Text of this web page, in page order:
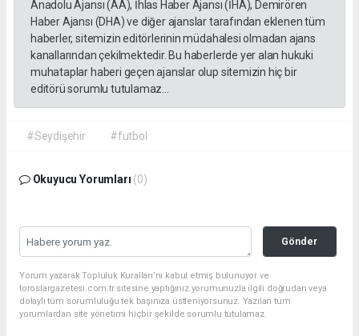
Anadolu Ajansı (AA), İhlas Haber Ajansı (İHA), Demirören
Haber Ajansı (DHA) ve diğer ajanslar tarafından eklenen tüm
haberler, sitemizin editörlerinin müdahalesi olmadan ajans
kanallarından çekilmektedir. Bu haberlerde yer alan hukuki
muhataplar haberi geçen ajanslar olup sitemizin hiç bir
editörü sorumlu tutulamaz...
#Seydişehir #futbol
Okuyucu Yorumları (0)
Gönder
Yorum yazarak Topluluk Kuralları’nı kabul etmiş bulunuyor ve
toroslargazetesi.com.tr sitesine yaptığınız yorumunuzla ilgili doğrudan veya
dolaylı tüm sorumluluğu tek başınıza üstleniyorsunuz. Yazılan tüm
yorumlardan site yönetimi hiçbir şekilde sorumlu tutulamaz.